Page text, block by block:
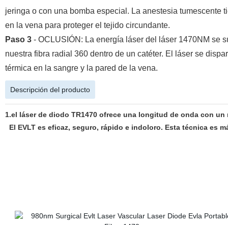
jeringa o con una bomba especial. La anestesia tumescente
en la vena para proteger el tejido circundante.
Paso 3- OCLUSIÓN: La energía láser del láser 1470NM se
nuestra fibra radial 360 dentro de un catéter. El láser se
térmica en la sangre y la pared de la vena.
Descripción del producto
1.el láser de diodo TR1470 ofrece una longitud de onda con
El EVLT es eficaz, seguro, rápido e indoloro. Esta técnica es